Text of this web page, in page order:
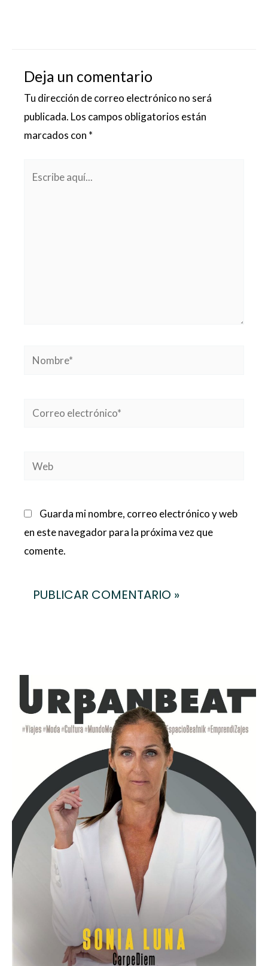
Deja un comentario
Tu dirección de correo electrónico no será
publicada. Los campos obligatorios están
marcados con *
Nombre*
Correo
Web
Guarda mi nombre, correo electrónico y web
en este navegador para la próxima vez que
comente.